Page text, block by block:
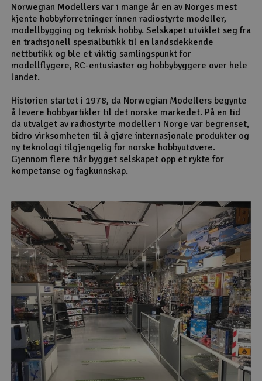
Norwegian Modellers var i mange år en av Norges mest
kjente hobbyforretninger innen radiostyrte modeller,
modellbygging og teknisk hobby. Selskapet utviklet seg fra
en tradisjonell spesialbutikk til en landsdekkende
nettbutikk og ble et viktig samlingspunkt for
modellflygere, RC-entusiaster og hobbybyggere over hele
landet.
Historien startet i 1978, da Norwegian Modellers begynte
å levere hobbyartikler til det norske markedet. På en tid
da utvalget av radiostyrte modeller i Norge var begrenset,
bidro virksomheten til å gjøre internasjonale produkter og
ny teknologi tilgjengelig for norske hobbyutøvere.
Gjennom flere tiår bygget selskapet opp et rykte for
kompetanse og fagkunnskap.